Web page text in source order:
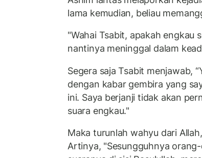
lama kemudian, beliau
"Wahai Tsabit, apakah engkau
nantinya meninggal dalam
Segera saja Tsabit menjawab,
dengan kabar gembira yang
ini. Saya berjanji tidak akan
suara engkau."
Maka turunlah wahyu dari
Artinya, "Sesungguhnya